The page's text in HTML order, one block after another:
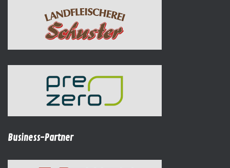
Business-Partner